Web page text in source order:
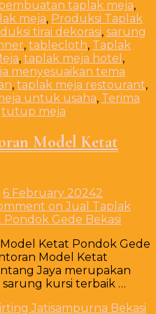
taplak meja,
meja, Produksi Taplak
tirai dekorasi, sarung
, tablecloth, Taplak
, taplak meja hotel ,
menyesuaikan tema
, taplak meja restourant,
untuk usaha, Terima
tutup meja
Model Ketat
6 February 20242
on Jual Taplak
Gede Bekasi
Ketat Pondok Gede
Model Ketat
Jaya merupakan
kursi terbaik …